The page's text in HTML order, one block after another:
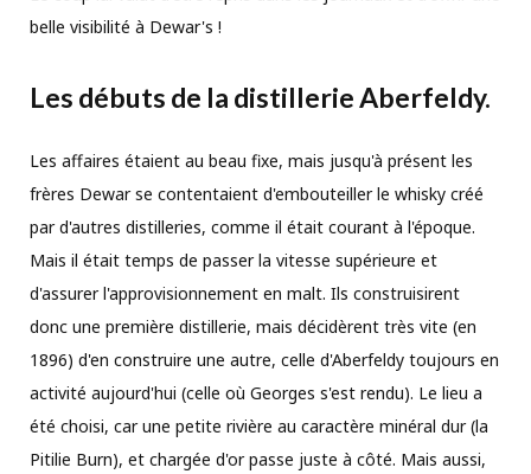
belle visibilité à Dewar's !
Les débuts de la distillerie Aberfeldy.
Les affaires étaient au beau fixe, mais jusqu'à présent les
frères Dewar se contentaient d'embouteiller le whisky créé
par d'autres distilleries, comme il était courant à l'époque.
Mais il était temps de passer la vitesse supérieure et
d'assurer l'approvisionnement en malt. Ils construisirent
donc une première distillerie, mais décidèrent très vite (en
1896) d'en construire une autre, celle d'Aberfeldy toujours en
activité aujourd'hui (celle où Georges s'est rendu). Le lieu a
été choisi, car une petite rivière au caractère minéral dur (la
Pitilie Burn), et chargée d'or passe juste à côté. Mais aussi,